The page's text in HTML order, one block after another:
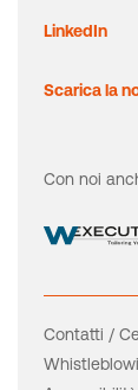
LinkedIn
Scarica la
Con noi
Contatti /